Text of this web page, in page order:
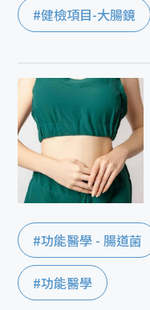
#健檢項目-大腸鏡
#功能醫學 - 腸道菌
#功能醫學